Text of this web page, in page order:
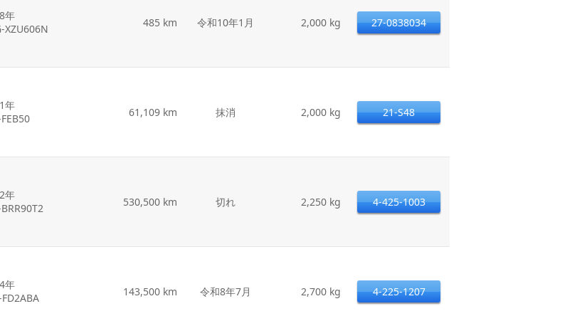
年
XZU606N
485 km 令和10年1月 2,000 kg 27-0838034
年
61,109 km 抹消 2,000 kg 21-S48
年
530,500 km 切れ 2,250 kg 4-425-1003
年
143,500 km 令和8年7月 2,700 kg 4-225-1207